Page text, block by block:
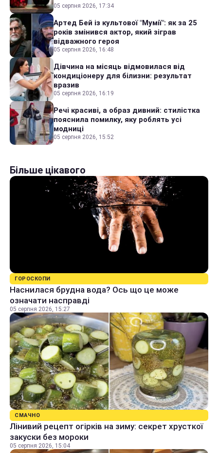
05 серпня 2026, 17:34
Артед Бей із культової "Мумії": як за 25
років змінився актор, який зіграв
відважного героя
05 серпня 2026, 16:48
Дівчина на місяць відмовилася від
кондиціонеру для білизни: результат
вразив
05 серпня 2026, 16:19
Речі красиві, а образ дивний: стилістка
пояснила помилку, яку роблять усі
модниці
05 серпня 2026, 15:52
Більше цікавого
ГОРОСКОПИ
Наснилася брудна вода? Ось що це може
означати насправді
05 серпня 2026, 15:27
СМАЧНО
Лінивий рецепт огірків на зиму: секрет хрусткої
закуски без мороки
05 серпня 2026, 15:04